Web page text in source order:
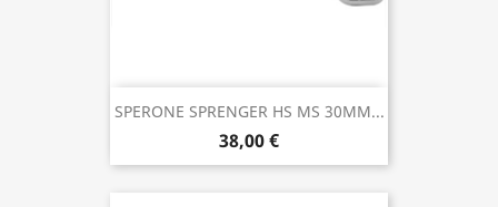
SPERONE SPRENGER HS MS 30MM...
38,00 €